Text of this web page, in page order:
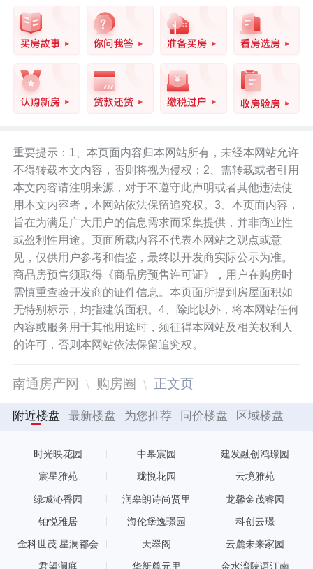
重要提示：1、本页面内容归本网站所有，未经本网站允许
不得转载本文内容，否则将视为侵权；2、需转载或者引用
本文内容请注明来源，对于不遵守此声明或者其他违法使
用本文内容者，本网站依法保留追究权。3、本页面内容，
旨在为满足广大用户的信息需求而采集提供，并非商业性
或盈利性用途。页面所载内容不代表本网站之观点或意
见，仅供用户参考和借鉴，最终以开发商实际公示为准。
商品房预售须取得《商品房预售许可证》，用户在购房时
需慎重查验开发商的证件信息。本页面所提到房屋面积如
无特别标示，均指建筑面积。4、除此以外，将本网站任何
内容或服务用于其他用途时，须征得本网站及相关权利人
的许可，否则本网站依法保留追究权。
南通房产网 购房圈 正文页
附近楼盘 最新楼盘 为您推荐 同价楼盘 区域楼盘
时光映花园 中皋宸园 建发融创鸿璟园
宸星雅苑 珑悦花园 云境雅苑
绿城沁香园 润皋朗诗尚贤里 龙馨金茂睿园
铂悦雅居 海伦堡逸璟园 科创云璟
金科世茂 星澜都会 天翠阁 云麓未来家园
君望澜庭 华新尊元里 金水湾院语江南